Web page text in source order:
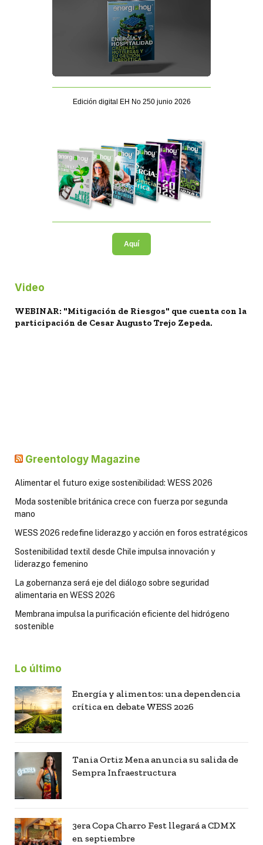
Edición digital EH No 250 junio 2026
Aquí
Video
WEBINAR: "Mitigación de Riesgos" que cuenta con la
participación de Cesar Augusto Trejo Zepeda.
Greentology Magazine
Alimentar el futuro exige sostenibilidad: WESS 2026
Moda sostenible británica crece con fuerza por segunda
mano
WESS 2026 redefine liderazgo y acción en foros estratégicos
Sostenibilidad textil desde Chile impulsa innovación y
liderazgo femenino
La gobernanza será eje del diálogo sobre seguridad
alimentaria en WESS 2026
Membrana impulsa la purificación eficiente del hidrógeno
sostenible
Lo último
Energía y alimentos: una dependencia
crítica en debate WESS 2026
Tania Ortiz Mena anuncia su salida de
Sempra Infraestructura
3era Copa Charro Fest llegará a CDMX
en septiembre